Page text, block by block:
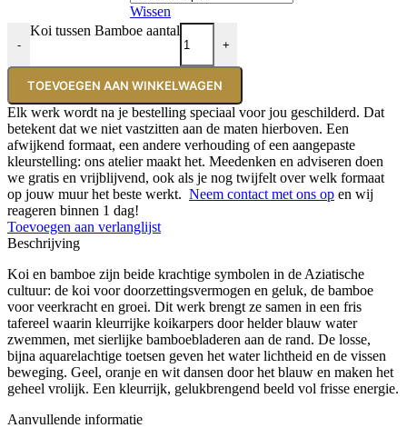
Wissen
-
Koi tussen Bamboe aantal
+
TOEVOEGEN AAN WINKELWAGEN
Elk werk wordt na je bestelling speciaal voor jou geschilderd. Dat
betekent dat we niet vastzitten aan de maten hierboven. Een
afwijkend formaat, een andere verhouding of een aangepaste
kleurstelling: ons atelier maakt het. Meedenken en adviseren doen
we gratis en vrijblijvend, ook als je nog twijfelt over welk formaat
op jouw muur het beste werkt. Neem contact met ons op en wij
reageren binnen 1 dag!
Toevoegen aan verlanglijst
Beschrijving
Koi en bamboe zijn beide krachtige symbolen in de Aziatische
cultuur: de koi voor doorzettingsvermogen en geluk, de bamboe
voor veerkracht en groei. Dit werk brengt ze samen in een fris
tafereel waarin kleurrijke koikarpers door helder blauw water
zwemmen, met sierlijke bamboebladeren aan de rand. De losse,
bijna aquarelachtige toetsen geven het water lichtheid en de vissen
beweging. Geel, oranje en wit dansen door het blauw en maken het
geheel vrolijk. Een kleurrijk, gelukbrengend beeld vol frisse energie.
Aanvullende informatie